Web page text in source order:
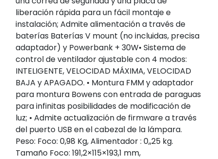
liberación rápida para un fácil montaje e
instalación; Admite alimentación a través de
baterías Baterías V mount (no incluidas, precisa
adaptador) y Powerbank + 30W• Sistema de
control de ventilador ajustable con 4 modos:
INTELIGENTE, VELOCIDAD MÁXIMA, VELOCIDAD
BAJA y APAGADO. • Montura FMM y adaptador
para montura Bowens con entrada de paraguas
para infinitas posibilidades de modificación de
luz; • Admite actualización de firmware a través
del puerto USB en el cabezal de la lámpara.
Peso: Foco: 0,98 Kg, Alimentador : 0,,25 kg.
Tamaño Foco: 191,2×115×193,1 mm,